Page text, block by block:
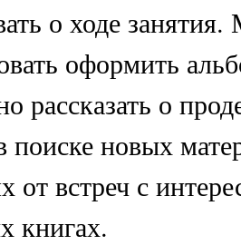
о ходе
оформить
рассказать о
поиске новых
от встреч с
книгах.